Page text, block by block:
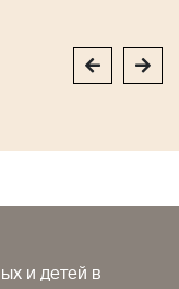
и детей в